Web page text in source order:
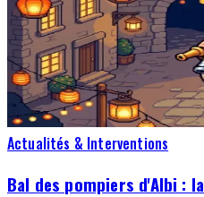
Actualités & Interventions
Bal des pompiers d'Albi :